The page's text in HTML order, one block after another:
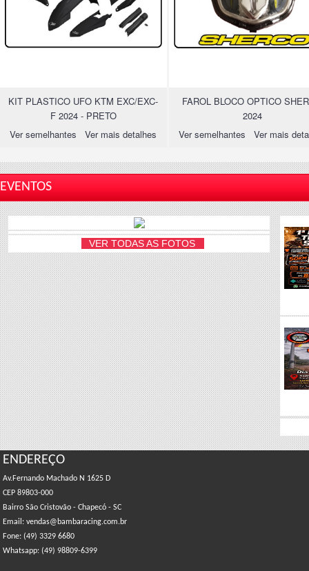
KIT PLASTICO UFO KTM EXC/EXC-
F 2024 - PRETO
Ver semelhantes
Ver mais detalhes
FAROL BLOCO OPTICO
2024
Ver semelhantes
Ver mais
EVENTOS
VER TODAS AS FOTOS
ENDEREÇO
Av.Fernando Machado N 1625 D
CEP 89803-000
Bairro São Cristovão - Chapecó - SC
Email: vendas@bambaracing.com.br
Fone: (49) 3329 6680
Whatsapp: (49) 98809-6399